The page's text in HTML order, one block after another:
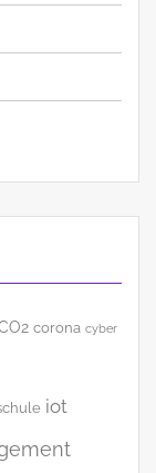
corona cyber
iot